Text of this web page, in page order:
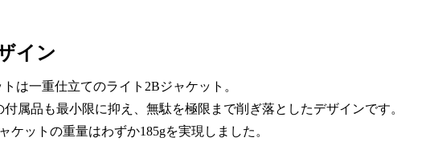
イン
トは一重仕立てのライト2Bジャケット。
属品も最小限に抑え、無駄を極限まで削ぎ落としたデザインです。
ケットの重量はわずか185gを実現しました。